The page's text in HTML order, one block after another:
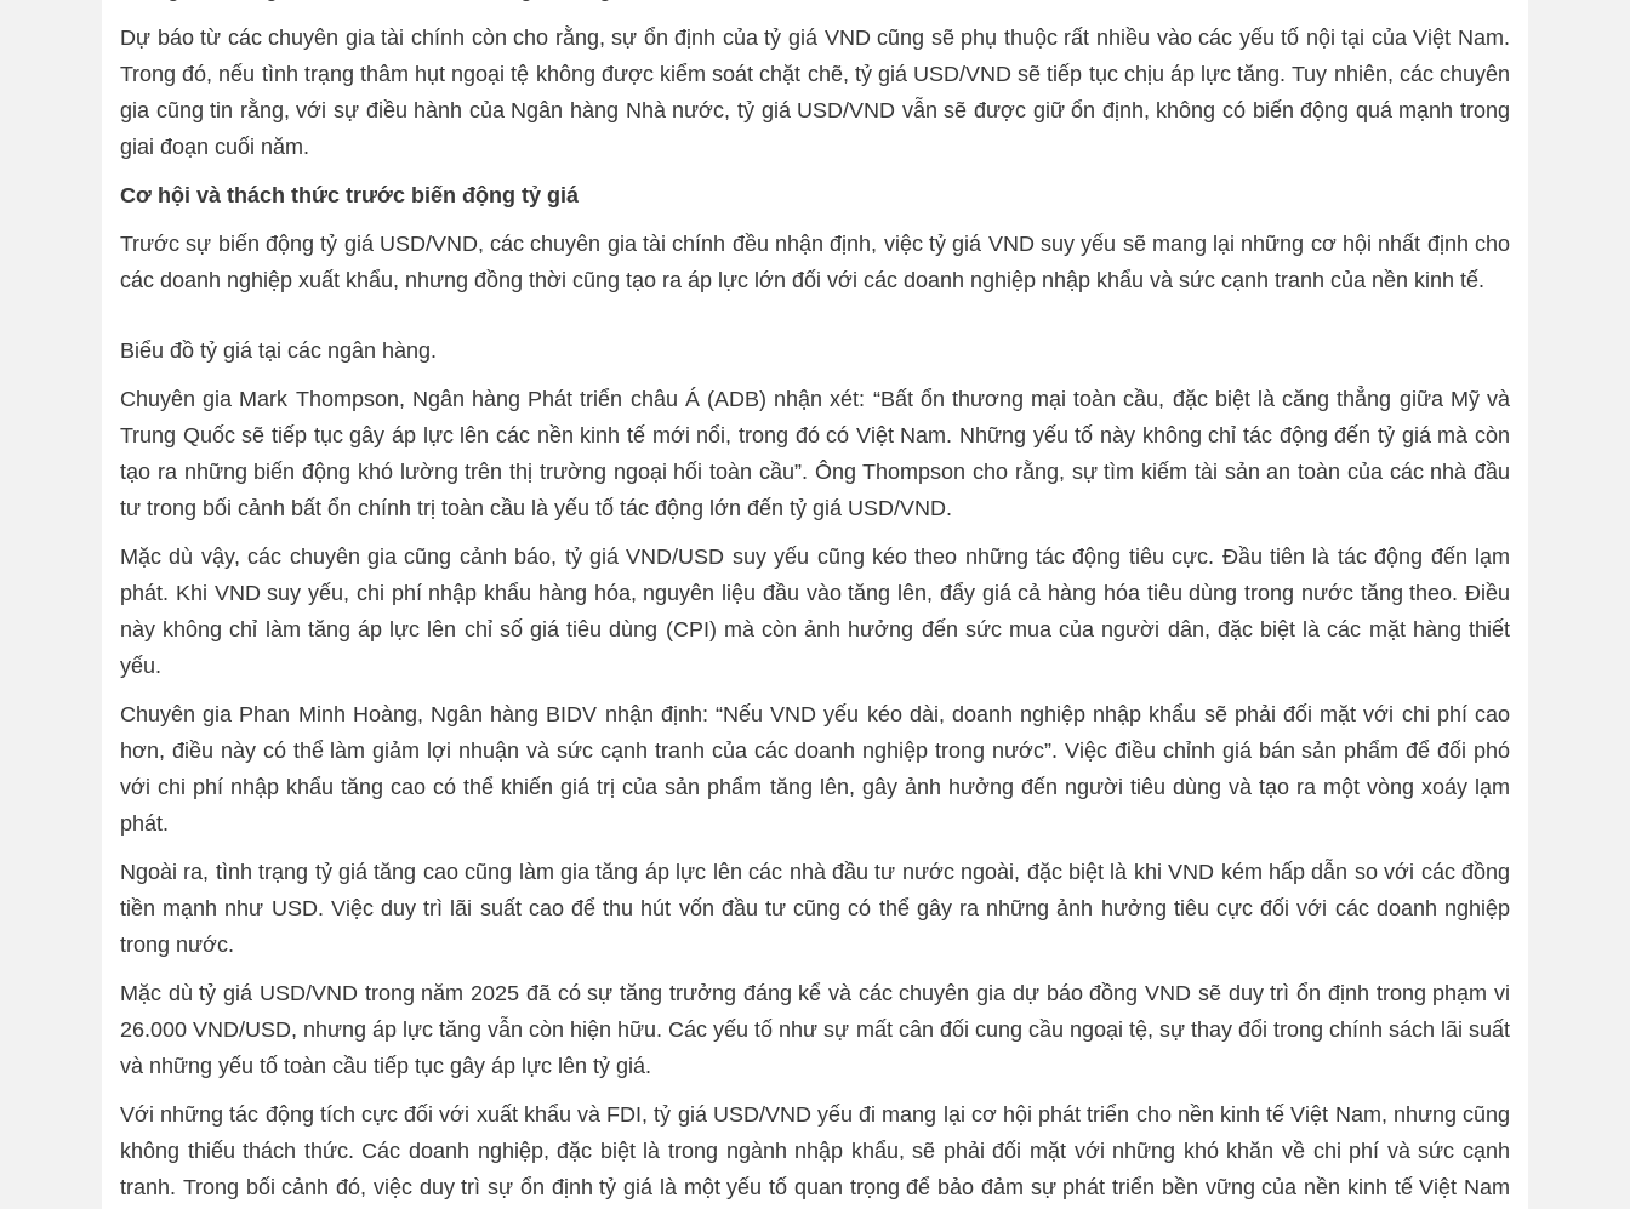
Dự báo từ các chuyên gia tài chính còn cho rằng, sự ổn định của tỷ giá VND cũng sẽ phụ thuộc rất nhiều vào các yếu tố nội tại của Việt Nam.
Trong đó, nếu tình trạng thâm hụt ngoại tệ không được kiểm soát chặt chẽ, tỷ giá USD/VND sẽ tiếp tục chịu áp lực tăng. Tuy nhiên, các chuyên
gia cũng tin rằng, với sự điều hành của Ngân hàng Nhà nước, tỷ giá USD/VND vẫn sẽ được giữ ổn định, không có biến động quá mạnh trong
giai đoạn cuối năm.
Cơ hội và thách thức trước biến động tỷ giá
Trước sự biến động tỷ giá USD/VND, các chuyên gia tài chính đều nhận định, việc tỷ giá VND suy yếu sẽ mang lại những cơ hội nhất định cho
các doanh nghiệp xuất khẩu, nhưng đồng thời cũng tạo ra áp lực lớn đối với các doanh nghiệp nhập khẩu và sức cạnh tranh của nền kinh tế.
Biểu đồ tỷ giá tại các ngân hàng.
Chuyên gia Mark Thompson, Ngân hàng Phát triển châu Á (ADB) nhận xét: “Bất ổn thương mại toàn cầu, đặc biệt là căng thẳng giữa Mỹ và
Trung Quốc sẽ tiếp tục gây áp lực lên các nền kinh tế mới nổi, trong đó có Việt Nam. Những yếu tố này không chỉ tác động đến tỷ giá mà còn
tạo ra những biến động khó lường trên thị trường ngoại hối toàn cầu”. Ông Thompson cho rằng, sự tìm kiếm tài sản an toàn của các nhà đầu
tư trong bối cảnh bất ổn chính trị toàn cầu là yếu tố tác động lớn đến tỷ giá USD/VND.
Mặc dù vậy, các chuyên gia cũng cảnh báo, tỷ giá VND/USD suy yếu cũng kéo theo những tác động tiêu cực. Đầu tiên là tác động đến lạm
phát. Khi VND suy yếu, chi phí nhập khẩu hàng hóa, nguyên liệu đầu vào tăng lên, đẩy giá cả hàng hóa tiêu dùng trong nước tăng theo. Điều
này không chỉ làm tăng áp lực lên chỉ số giá tiêu dùng (CPI) mà còn ảnh hưởng đến sức mua của người dân, đặc biệt là các mặt hàng thiết
yếu.
Chuyên gia Phan Minh Hoàng, Ngân hàng BIDV nhận định: “Nếu VND yếu kéo dài, doanh nghiệp nhập khẩu sẽ phải đối mặt với chi phí cao
hơn, điều này có thể làm giảm lợi nhuận và sức cạnh tranh của các doanh nghiệp trong nước”. Việc điều chỉnh giá bán sản phẩm để đối phó
với chi phí nhập khẩu tăng cao có thể khiến giá trị của sản phẩm tăng lên, gây ảnh hưởng đến người tiêu dùng và tạo ra một vòng xoáy lạm
phát.
Ngoài ra, tình trạng tỷ giá tăng cao cũng làm gia tăng áp lực lên các nhà đầu tư nước ngoài, đặc biệt là khi VND kém hấp dẫn so với các đồng
tiền mạnh như USD. Việc duy trì lãi suất cao để thu hút vốn đầu tư cũng có thể gây ra những ảnh hưởng tiêu cực đối với các doanh nghiệp
trong nước.
Mặc dù tỷ giá USD/VND trong năm 2025 đã có sự tăng trưởng đáng kể và các chuyên gia dự báo đồng VND sẽ duy trì ổn định trong phạm vi
26.000 VND/USD, nhưng áp lực tăng vẫn còn hiện hữu. Các yếu tố như sự mất cân đối cung cầu ngoại tệ, sự thay đổi trong chính sách lãi suất
và những yếu tố toàn cầu tiếp tục gây áp lực lên tỷ giá.
Với những tác động tích cực đối với xuất khẩu và FDI, tỷ giá USD/VND yếu đi mang lại cơ hội phát triển cho nền kinh tế Việt Nam, nhưng cũng
không thiếu thách thức. Các doanh nghiệp, đặc biệt là trong ngành nhập khẩu, sẽ phải đối mặt với những khó khăn về chi phí và sức cạnh
tranh. Trong bối cảnh đó, việc duy trì sự ổn định tỷ giá là một yếu tố quan trọng để bảo đảm sự phát triển bền vững của nền kinh tế Việt Nam